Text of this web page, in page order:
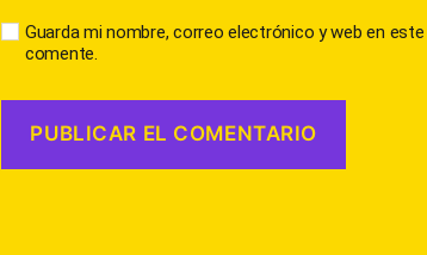
Guarda mi nombre, correo electrónico y web en
comente.